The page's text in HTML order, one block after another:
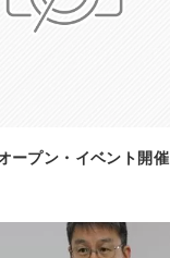
プン・イベント開催